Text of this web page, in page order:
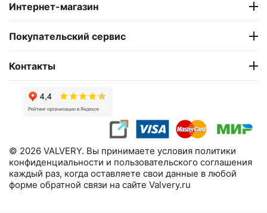
Интернет-магазин
Покупательский сервис
Контакты
© 2026 VALVERY. Вы принимаете условия политики
конфиденциальности и пользовательского соглашения
каждый раз, когда оставляете свои данные в любой
форме обратной связи на сайте Valvery.ru